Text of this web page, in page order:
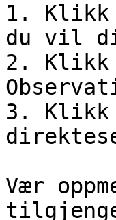
1. Klikk
du vil
2. Klikk
3. Klikk
Vær